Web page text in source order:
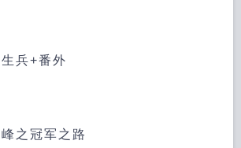
兵+番外
之冠军之路